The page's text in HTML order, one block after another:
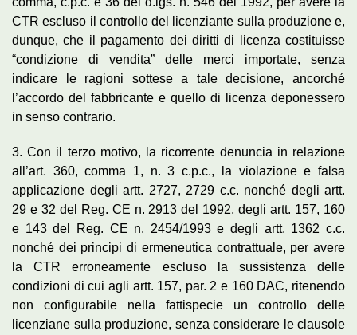
CTR escluso il controllo del licenziante sulla produzione e,
dunque, che il pagamento dei diritti di licenza costituisse
“condizione di vendita” delle merci importate, senza
indicare le ragioni sottese a tale decisione, ancorché
l’accordo del fabbricante e quello di licenza deponessero
in senso contrario.
3. Con il terzo motivo, la ricorrente denuncia in relazione
all’art. 360, comma 1, n. 3 c.p.c., la violazione e falsa
applicazione degli artt. 2727, 2729 c.c. nonché degli artt.
29 e 32 del Reg. CE n. 2913 del 1992, degli artt. 157, 160
e 143 del Reg. CE n. 2454/1993 e degli artt. 1362 c.c.
nonché dei principi di ermeneutica contrattuale, per avere
la CTR erroneamente escluso la sussistenza delle
condizioni di cui agli artt. 157, par. 2 e 160 DAC, ritenendo
non configurabile nella fattispecie un controllo delle
licenziane sulla produzione, senza considerare le clausole